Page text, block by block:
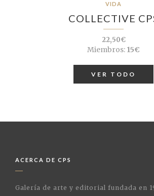
VIDA
COLLECTIVE
22,50€
Miembros: 15€
VER TODO
ACERCA DE CPS
Galería de arte y editorial fundada en